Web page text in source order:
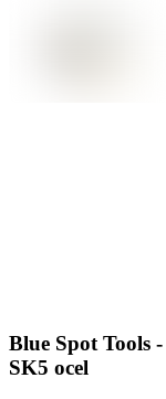
Blue Spot Tools
SK5 ocel